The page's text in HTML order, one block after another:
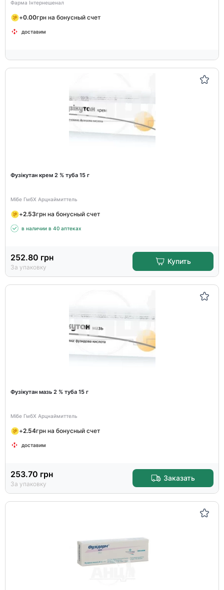
Фарма Інтернешенал
+0.00грн на бонусный счет
доставим
Фузікутан крем 2 % туба 15 г
Мібе ГмбХ Арцнаймиттель
+2.53грн на бонусный счет
в наличии в 40 аптеках
252.80 грн
За упаковку
Купить
Фузікутан мазь 2 % туба 15 г
Мібе ГмбХ Арцнаймиттель
+2.54грн на бонусный счет
доставим
253.70 грн
За упаковку
Заказать